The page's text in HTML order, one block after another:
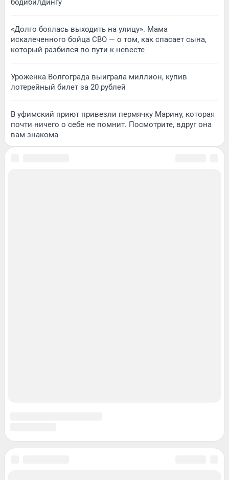
бодибилдингу
«Долго боялась выходить на улицу». Мама
искалеченного бойца СВО — о том, как спасает сына,
который разбился по пути к невесте
Уроженка Волгограда выиграла миллион, купив
лотерейный билет за 20 рублей
В уфимский приют привезли пермячку Марину, которая
почти ничего о себе не помнит. Посмотрите, вдруг она
вам знакома